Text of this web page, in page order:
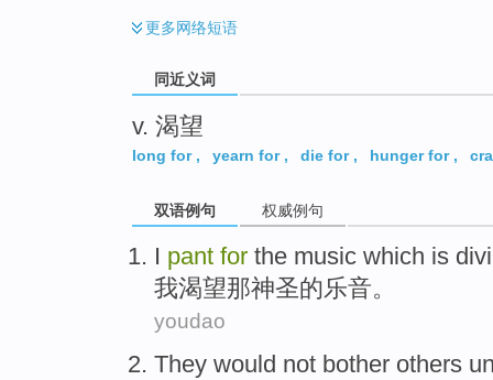
更多网络短语
同近义词
v. 渴望
long for, yearn for, die for, hunger for,
双语例句 权威例句
I pant for the music which is
我渴望那神圣的乐音。
youdao
They would not bother others